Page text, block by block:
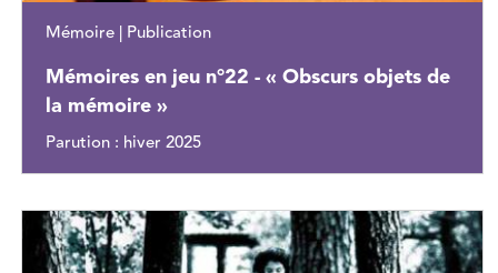
Mémoire | Publication
Mémoires en jeu n°22 - « Obscurs objets de
la mémoire »
Parution : hiver 2025